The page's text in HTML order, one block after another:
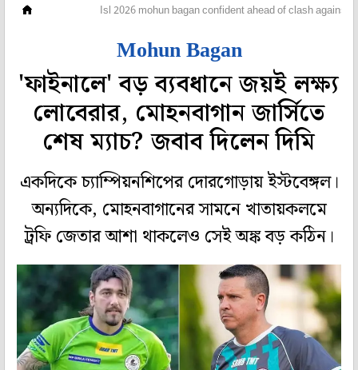
Isl 2026 mohun bagan confident ahead of clash against
Mohun Bagan
'ফাইনালে' বড় ব্যবধানে জয়ই লক্ষ্য
লোবেরার, মোহনবাগান জার্সিতে
শেষ ম্যাচ? জবাব দিলেন দিমি
একদিকে চ্যাম্পিয়নশিপের দোরগোড়ায় ইস্টবেঙ্গল।
অন্যদিকে, মোহনবাগানের সামনে খাতায়কলমে
ট্রফি জেতার আশা থাকলেও সেই অঙ্ক বড় কঠিন।